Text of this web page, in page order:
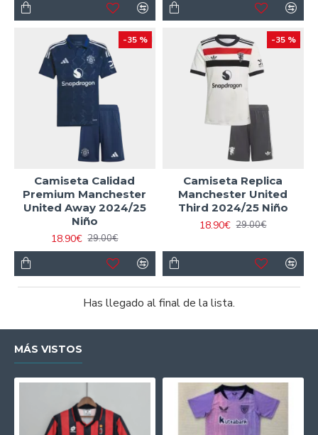
-35 %
Camiseta Calidad
Premium Manchester
United Away 2024/25
Niño
18.90€ 29.00€
-35 %
Camiseta Replica
Manchester United
Third 2024/25 Niño
18.90€ 29.00€
Has llegado al final de la lista.
MÁS VISTOS